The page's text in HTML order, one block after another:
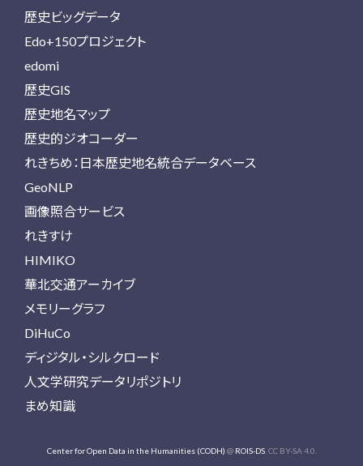
歴史ビッグデータ
Edo+150プロジェクト
edomi
歴史GIS
歴史地名マップ
歴史的ジオコーダー
れきちめ：日本歴史地名統合データベース
GeoNLP
画像照合サービス
れきすけ
HIMIKO
華北交通アーカイブ
メモリーグラフ
DiHuCo
ディジタル・シルクロード
人文学研究データリポジトリ
まめ知識
Center for Open Data in the Humanities (CODH) @ ROIS-DS. CC BY-SA 4.0.